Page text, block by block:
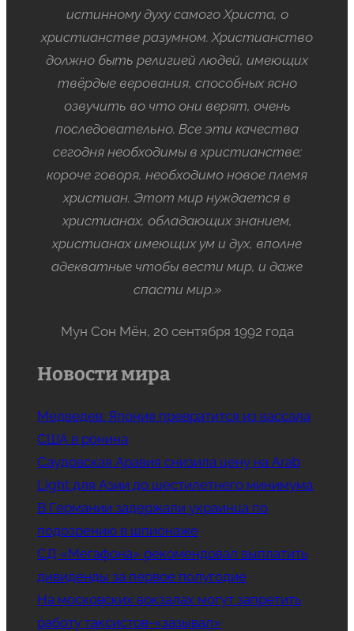
истинному духу самого Христа, о
христианстве разумном. Христианство
должно быть религией людей, имеющих
твёрдые верования, способных ясно
озвучить во что они верят, очень
последовательно. Все эти качества
сегодня необходимы в христианстве;
короче говоря, необходимо новое племя
христиан. Этот мир нуждается в
христианах, обладающих знанием,
христианах имеющих ум и дух, вполне
адекватные чтобы вести мир, и даже
спасти мир.»
Мун Сон Мён, 20 сентября 1992 года
Новости мира
Медведев: Япония превратится из вассала
США в ронина
Саудовская Аравия снизила цену на Arab
Light для Азии до шестилетнего минимума
В Германии задержали украинца по
подозрению в шпионаже
СД «Мегафона» рекомендовал выплатить
дивиденды за первое полугодие
На московских вокзалах могут запретить
работу таксистов-«зазывал»